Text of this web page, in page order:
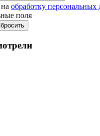
обработку персональных
поля